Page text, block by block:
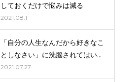
しておくだけで悩みは減る
2021.08.1
「自分の人生なんだから好きなこ
としなさい」に洗脳されてはいけ
ない。
2021.07.27